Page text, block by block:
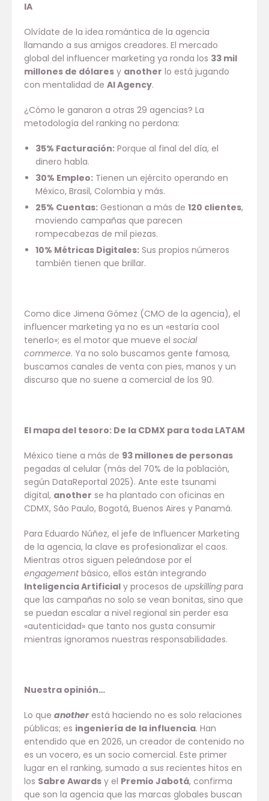
IA
Olvídate de la idea romántica de la agencia
llamando a sus amigos creadores. El mercado
global del influencer marketing ya ronda los 33 mil
millones de dólares y another lo está jugando
con mentalidad de AI Agency.
¿Cómo le ganaron a otras 29 agencias? La
metodología del ranking no perdona:
35% Facturación:Porque al final del día, el
dinero habla.
30% Empleo:Tienen un ejército operando en
México, Brasil, Colombia y más.
25% Cuentas:Gestionan a más de 120 clientes,
moviendo campañas que parecen
rompecabezas de mil piezas.
10% Métricas Digitales:Sus propios números
también tienen que brillar.
Como dice Jimena Gómez (CMO de la agencia), el
influencer marketing ya no es un «estaría cool
tenerlo»; es el motor que mueve el social
commerce. Ya no solo buscamos gente famosa,
buscamos canales de venta con pies, manos y un
discurso que no suene a comercial de los 90.
El mapa del tesoro: De la CDMX para toda LATAM
México tiene a más de 93 millones de personas
pegadas al celular (más del 70% de la población,
según DataReportal 2025). Ante este tsunami
digital, another se ha plantado con oficinas en
CDMX, São Paulo, Bogotá, Buenos Aires y Panamá.
Para Eduardo Núñez, el jefe de Influencer Marketing
de la agencia, la clave es profesionalizar el caos.
Mientras otros siguen peleándose por el
engagementbásico, ellos están integrando
Inteligencia Artificial y procesos de upskilling para
que las campañas no solo se vean bonitas, sino que
se puedan escalar a nivel regional sin perder esa
«autenticidad» que tanto nos gusta consumir
mientras ignoramos nuestras responsabilidades.
Nuestra opinión…
Lo que anotherestá haciendo no es solo relaciones
públicas; es ingeniería de la influencia. Han
entendido que en 2026, un creador de contenido no
es un vocero, es un socio comercial. Este primer
lugar en el ranking, sumado a sus recientes hitos en
los Sabre Awards y el Premio Jabotá, confirma
que son la agencia que las marcas globales buscan